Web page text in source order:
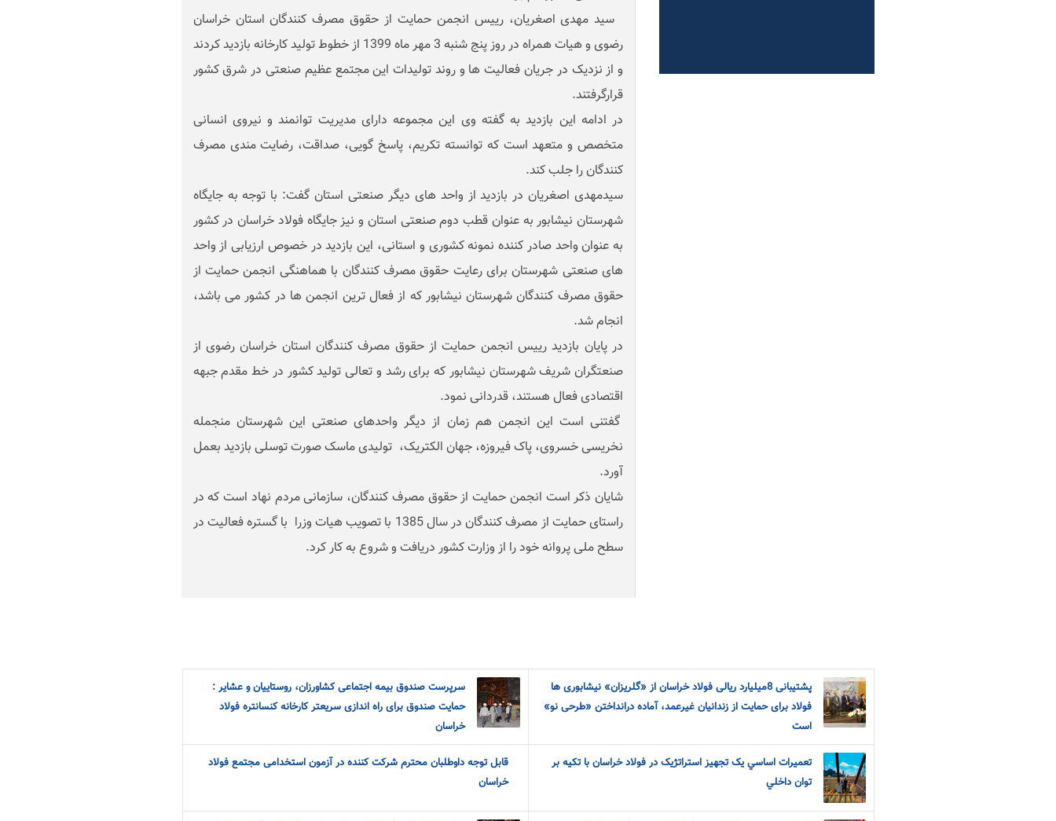
سید مهدی اصغریان، رییس انجمن حمایت از حقوق مصرف کنندگان استان خراسان
رضوی و هیات همراه در روز پنج شنبه 3 مهر ماه 1399 از خطوط تولید کارخانه بازدید کردند
و از نزدیک در جریان فعالیت ها و روند تولیدات این مجتمع عظیم صنعتی در شرق کشور
قرارگرفتند.
در ادامه این بازدید به گفته وی این مجموعه دارای مدیریت توانمند و نیروی انسانی
متخصص و متعهد است که توانسته تکریم، پاسخ گویی، صداقت، رضایت مندی مصرف
کنندگان را جلب کند.
سیدمهدی اصغریان در بازدید از واحد های دیگر صنعتی استان گفت: با توجه به جایگاه
شهرستان نیشابور به عنوان قطب دوم صنعتی استان و نیز جایگاه فولاد خراسان در کشور
به عنوان واحد صادر کننده نمونه کشوری و استانی، این بازدید در خصوص ارزیابی از واحد
های صنعتی شهرستان برای رعایت حقوق مصرف کنندگان با هماهنگی انجمن حمایت از
حقوق مصرف کنندگان شهرستان نیشابور که از فعال ترین انجمن ها در کشور می باشد،
انجام شد.
در پایان بازدید رییس انجمن حمایت از حقوق مصرف کنندگان استان خراسان رضوی از
صنعتگران شریف شهرستان نیشابور که برای رشد و تعالی تولید کشور در خط مقدم جبهه
اقتصادی فعال هستند، قدردانی نمود.
گفتنی است این انجمن هم زمان از دیگر واحدهای صنعتی این شهرستان منجمله
نخریسی خسروی، پاک فیروزه، جهان الکتریک، تولیدی ماسک صورت توسلی بازدید بعمل
آورد.
شایان ذکر است انجمن حمایت از حقوق مصرف کنندگان، سازمانی مردم نهاد است که در
راستای حمایت از مصرف کنندگان در سال 1385 با تصویب هیات وزرا با گستره فعالیت در
سطح ملی پروانه خود را از وزارت کشور دریافت و شروع به کار کرد.
پشتیبانی 8میلیارد ریالی فولاد خراسان از «گلریزان» نیشابوری ها
فولاد برای حمایت از زندانیان غیرعمد، آماده درانداختن «طرحی نو»
است
سرپرست صندوق بیمه اجتماعی کشاورزان، روستاییان و عشایر :
حمایت صندوق برای راه اندازی سریعتر کارخانه کنسانتره فولاد
خراسان
تعميرات اساسي يک تجهيز استراتژيک در فولاد خراسان با تکيه بر
توان داخلي
قابل توجه داوطلبان محترم شرکت کننده در آزمون استخدامی مجتمع فولاد
خراسان